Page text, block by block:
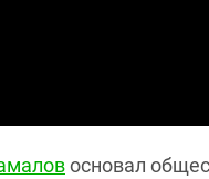
основал